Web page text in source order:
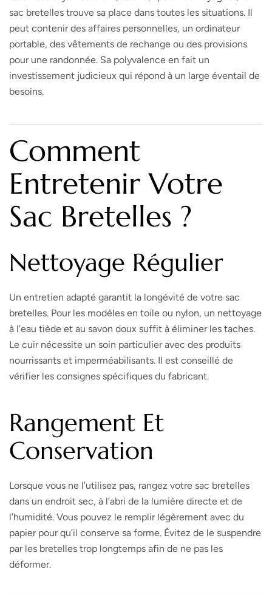
sac bretelles trouve sa place dans toutes les situations. Il
peut contenir des affaires personnelles, un ordinateur
portable, des vêtements de rechange ou des provisions
pour une randonnée. Sa polyvalence en fait un
investissement judicieux qui répond à un large éventail de
besoins.
Comment
Entretenir Votre
Sac Bretelles ?
Nettoyage Régulier
Un entretien adapté garantit la longévité de votre sac
bretelles. Pour les modèles en toile ou nylon, un nettoyage
à l’eau tiède et au savon doux suffit à éliminer les taches.
Le cuir nécessite un soin particulier avec des produits
nourrissants et imperméabilisants. Il est conseillé de
vérifier les consignes spécifiques du fabricant.
Rangement Et
Conservation
Lorsque vous ne l’utilisez pas, rangez votre sac bretelles
dans un endroit sec, à l’abri de la lumière directe et de
l’humidité. Vous pouvez le remplir légèrement avec du
papier pour qu’il conserve sa forme. Évitez de le suspendre
par les bretelles trop longtemps afin de ne pas les
déformer.